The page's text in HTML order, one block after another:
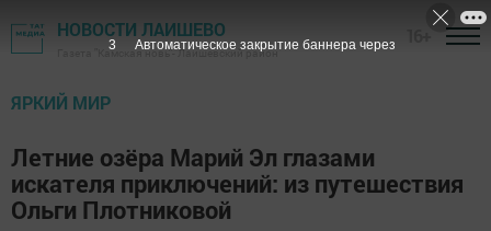
НОВОСТИ ЛАИШЕВО
Газета "Камская новь"- Лаишевский район
ЯРКИЙ МИР
Летние озёра Марий Эл глазами
искателя приключений: из путешествия
Ольги Плотниковой
1 Автоматическое закрытие баннера через